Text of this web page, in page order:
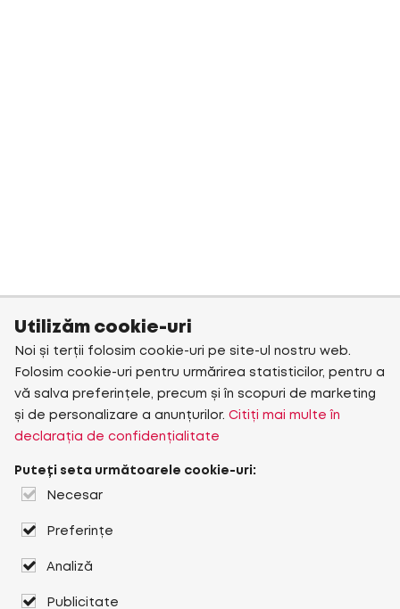
Utilizăm cookie-uri
Noi și terții folosim cookie-uri pe site-ul nostru web.
Folosim cookie-uri pentru urmărirea statisticilor, pentru a
vă salva preferințele, precum și în scopuri de marketing
și de personalizare a anunțurilor. Citiți mai multe în
declarația de confidențialitate
Puteți seta următoarele cookie-uri:
Necesar
Preferințe
Analiză
Publicitate